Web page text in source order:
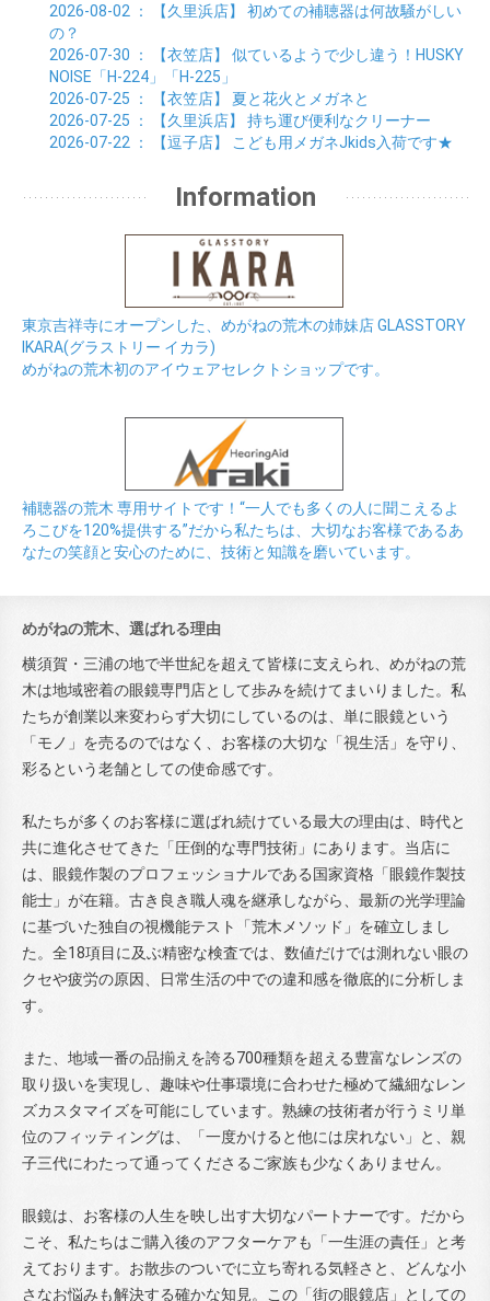
2026-08-02 ： 【久里浜店】 初めての補聴器は何故騒がしい
の？
2026-07-30 ： 【衣笠店】 似ているようで少し違う！HUSKY
NOISE「H-224」「H-225」
2026-07-25 ： 【衣笠店】 夏と花火とメガネと
2026-07-25 ： 【久里浜店】 持ち運び便利なクリーナー
2026-07-22 ： 【逗子店】 こども用メガネJkids入荷です★
Information
東京吉祥寺にオープンした、めがねの荒木の姉妹店 GLASSTORY
IKARA(グラストリー イカラ)
めがねの荒木初のアイウェアセレクトショップです。
補聴器の荒木 専用サイトです！“一人でも多くの人に聞こえるよ
ろこびを120%提供する”だから私たちは、大切なお客様であるあ
なたの笑顔と安心のために、技術と知識を磨いています。
めがねの荒木、選ばれる理由
横須賀・三浦の地で半世紀を超えて皆様に支えられ、めがねの荒
木は地域密着の眼鏡専門店として歩みを続けてまいりました。私
たちが創業以来変わらず大切にしているのは、単に眼鏡という
「モノ」を売るのではなく、お客様の大切な「視生活」を守り、
彩るという老舗としての使命感です。
私たちが多くのお客様に選ばれ続けている最大の理由は、時代と
共に進化させてきた「圧倒的な専門技術」にあります。当店に
は、眼鏡作製のプロフェッショナルである国家資格「眼鏡作製技
能士」が在籍。古き良き職人魂を継承しながら、最新の光学理論
に基づいた独自の視機能テスト「荒木メソッド」を確立しまし
た。全18項目に及ぶ精密な検査では、数値だけでは測れない眼の
クセや疲労の原因、日常生活の中での違和感を徹底的に分析しま
す。
また、地域一番の品揃えを誇る700種類を超える豊富なレンズの
取り扱いを実現し、趣味や仕事環境に合わせた極めて繊細なレン
ズカスタマイズを可能にしています。熟練の技術者が行うミリ単
位のフィッティングは、「一度かけると他には戻れない」と、親
子三代にわたって通ってくださるご家族も少なくありません。
眼鏡は、お客様の人生を映し出す大切なパートナーです。だから
こそ、私たちはご購入後のアフターケアも「一生涯の責任」と考
えております。お散歩のついでに立ち寄れる気軽さと、どんな小
さなお悩みも解決する確かな知見。この「街の眼鏡店」としての